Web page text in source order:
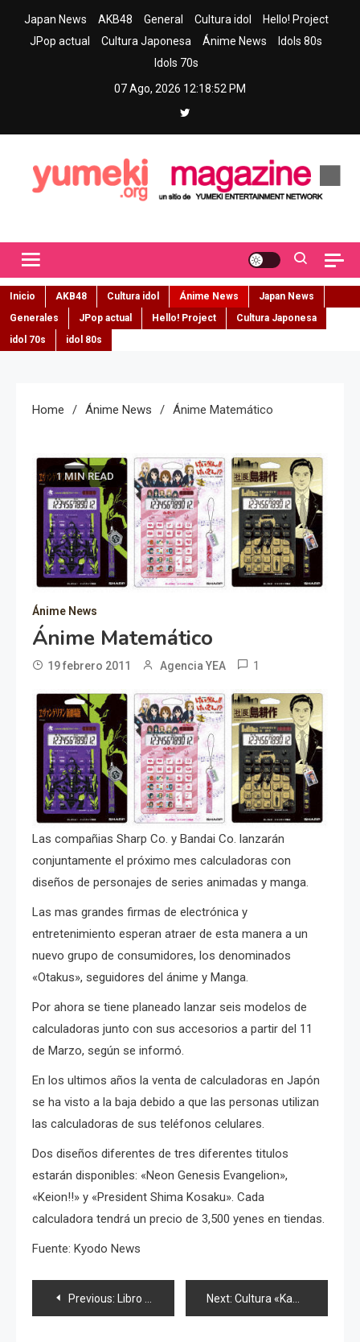
Japan News AKB48 General Cultura idol
Hello! Project
JPop actual
Cultura Japonesa Ánime News
Idols 80s
Idols 70s
07 Ago, 2026 12:18:53 PM
Inicio AKB48 Cultura idol Ánime News
Japan News
Generales
JPop actual Hello! Project
Cultura Japonesa
idol 70s
idol 80s
Home Ánime News Ánime Matemático
1 MIN READ
Ánime News
Ánime Matemático
19 febrero 2011 Agencia YEA 1
Las compañias Sharp Co. y Bandai Co. lanzarán
conjuntamente el próximo mes calculadoras con
diseños de personajes de series animadas y manga.
Las mas grandes firmas de electrónica y
entretenimiento esperan atraer de esta manera a un
nuevo grupo de consumidores, los denominados
«Otakus», seguidores del ánime y Manga.
Por ahora se tiene planeado lanzar seis modelos de
calculadoras junto con sus accesorios a partir del 11
de Marzo, según se informó.
En los ultimos años la venta de calculadoras en Japón
se ha visto a la baja debido a que las personas utilizan
las calculadoras de sus teléfonos celulares.
Dos diseños diferentes de tres diferentes titulos
estarán disponibles: «Neon Genesis Evangelion»,
«Keion!!» y «President Shima Kosaku». Cada
calculadora tendrá un precio de 3,500 yenes en tiendas.
Fuente: Kyodo News
Navegación
Previous: Libro «Moshidora» desbanca a «Harry Potter» Next: Cultura «Kawaii» Japonesa toma fuerza en Inglaterra